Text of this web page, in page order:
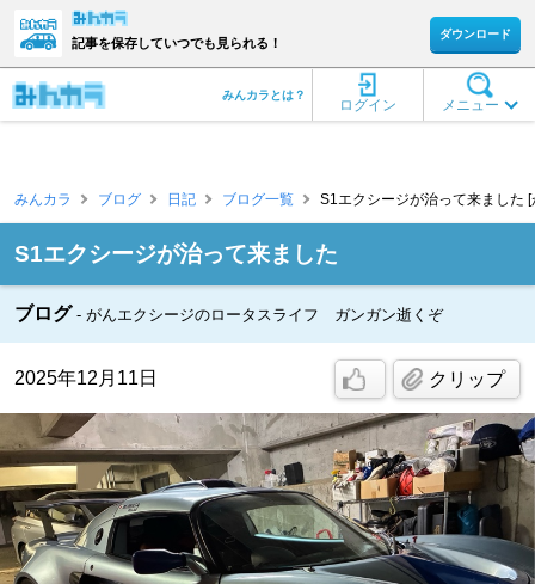
記事を保存していつでも見られる！
ダウンロード
メニュー
ログイン
みんカラとは？
みんカラ ブログ 日記 ブログ一覧 S1エクシージが治って来ました
S1エクシージが治って来ました
ブログ がんエクシージのロータスライフ ガンガン逝くぞ
2025年12月11日 クリップ